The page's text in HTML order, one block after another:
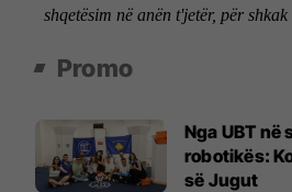
Promo
Nga UBT në
robotikës:
së Jugut